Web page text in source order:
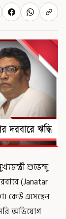
শুভেন্দু
(Janatar
কেউ এসেছেন
অভিযোগ